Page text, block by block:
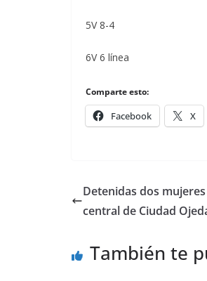
5V 8-4
6V 6 línea
Comparte esto:
Facebook X
Detenidas dos
central de Ciudad
También te